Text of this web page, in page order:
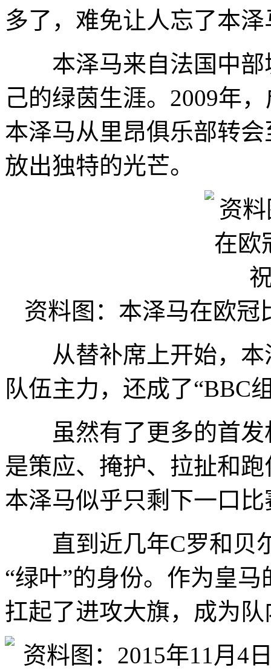
多了，难免让人忘了本
本泽马来自法国中部
己的绿茵生涯。2009年
本泽马从里昂俱乐部转
放出独特的光芒。
资料图：本泽马在欧冠
从替补席上开始，本
队伍主力，还成了“BBC
虽然有了更多的首发
是策应、掩护、拉扯和
本泽马似乎只剩下一口比
直到近几年C罗和贝
“绿叶”的身份。作为皇马
扛起了进攻大旗，成为